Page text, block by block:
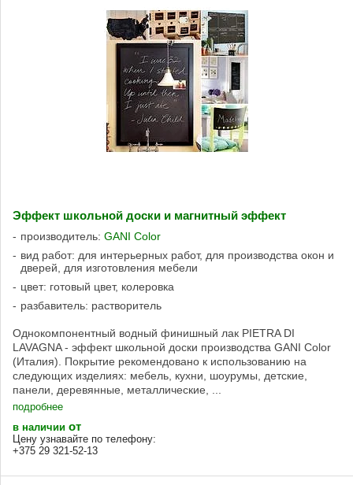
Эффект школьной доски и магнитный эффект
производитель: GANI Color
вид работ: для интерьерных работ, для производства окон и
дверей, для изготовления мебели
цвет: готовый цвет, колеровка
разбавитель: растворитель
Однокомпонентный водный финишный лак PIETRA DI
LAVAGNA - эффект школьной доски производства GANI Color
(Италия). Покрытие рекомендовано к использованию на
следующих изделиях: мебель, кухни, шоурумы, детские,
панели, деревянные, металлические, ...
подробнее
в наличии от
Цену узнавайте по телефону:
+375 29 321-52-13